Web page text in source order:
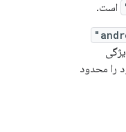
است.
را محدود